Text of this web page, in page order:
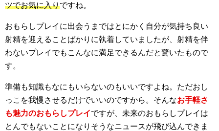
ツでお気に入りですね。
おもらしプレイに出会うまではとにかく自分が気持ち良い
射精を迎えることばかりに執着していましたが、射精を伴
わないプレイでもこんなに満足できるんだと驚いたもので
す。
準備も知識もなにもいらないのもいいですよね。ただおし
っこを我慢させるだけでいいのですから。そんなお手軽さ
も魅力のおもらしプレイですが、未来のおもらしプレイは
とんでもないことになりそうなニュースが飛び込んできま